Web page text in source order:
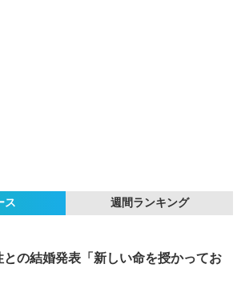
ス 週間ランキング
との結婚発表「新しい命を授かってお